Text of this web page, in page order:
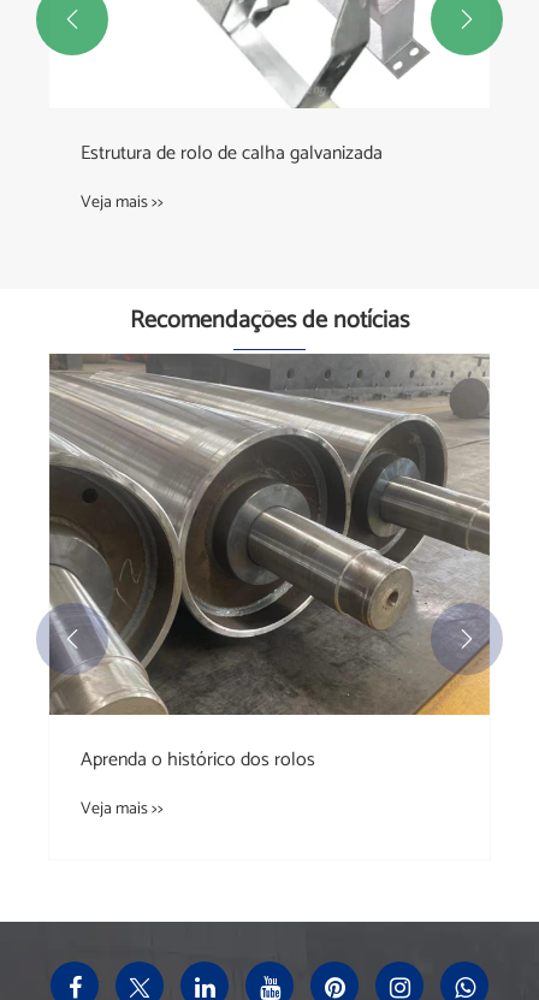
Correia transportadora resistente ao calor
Veja mais >>
 
Recomendações de notícias
O modo de falha do rolo foi analisado usando
a árvore de falhas
Veja mais >>
 